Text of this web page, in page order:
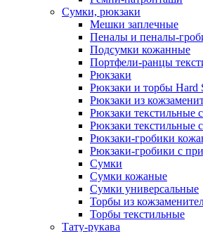
Сумки, рюкзаки
Мешки заплечные
Пеналы и пеналы-
Подсумки кожанные
Портфели-ранцы
Рюкзаки
Рюкзаки и торбы Hard
Рюкзаки из
Рюкзаки текстильные
Рюкзаки текстильные
Рюкзаки-гробики
Рюкзаки-гробики с
Сумки
Сумки кожаные
Сумки универсальные
Торбы из
Торбы текстильные
Тату-рукава